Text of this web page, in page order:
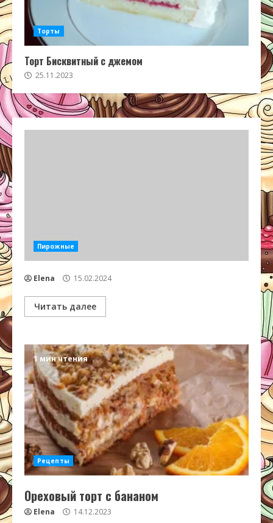
Торты
Торт Бисквитный с джемом
25.11.2023
Пирожные
Elena 15.02.2024
Читать далее
1 мин чтения
Рецепты
Ореховый торт с бананом
Elena 14.12.2023